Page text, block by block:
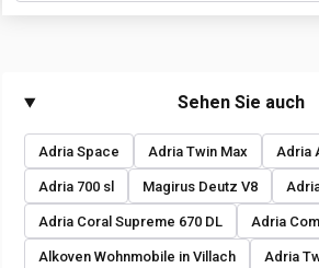
Sehen Sie auch
Adria Space Adria Twin Max Adria
Adria 700 sl Magirus Deutz V8
Adria Coral Supreme 670 DL Adria
Alkoven Wohnmobile in Villach Adria